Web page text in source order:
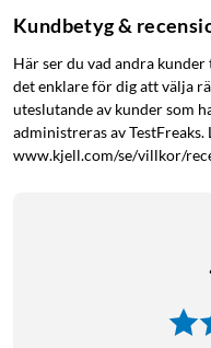
Ska jag ha höger
Ställ dig utanför dörren
Gångjärnen sitter på
(52164 )
Gångjärnen sitter på
gångjärnens position –
högerhängd dörr
Kundbetyg &
Här ser du vad andra
det enklare för dig att välja
uteslutande av kunder som
administreras av
www.kjell.com/se/villkor/